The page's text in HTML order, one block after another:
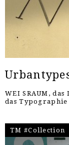
WEI SRAUM,
das Typographie
TM #Collection